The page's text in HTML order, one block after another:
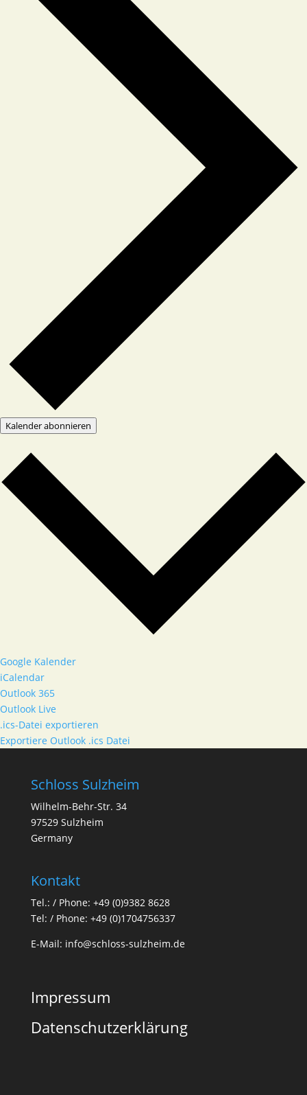
Kalender abonnieren
Google Kalender
iCalendar
Outlook 365
Outlook Live
.ics-Datei exportieren
Exportiere Outlook .ics Datei
Schloss Sulzheim
Wilhelm-Behr-Str. 34
97529 Sulzheim
Germany
Kontakt
Tel.: / Phone: +49 (0)9382 8628
Tel: / Phone: +49 (0)1704756337
E-Mail: info@schloss-sulzheim.de
Impressum
Datenschutzerklärung